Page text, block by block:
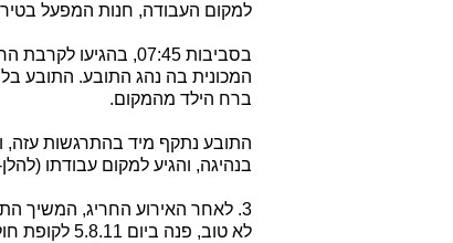
למקום העבודה, חנות המפעל
המכונית בה נהג התובע. התובע
ברח הילד מהמקום.
התובע נתקף מיד בהתרגשות
בנהיגה, והגיע למקום עבודתו
לא טוב, פנה ביום 5.8.11 לקופת חולים. התובע עבד עד ליום 16.8.11, שאז נסע לבית